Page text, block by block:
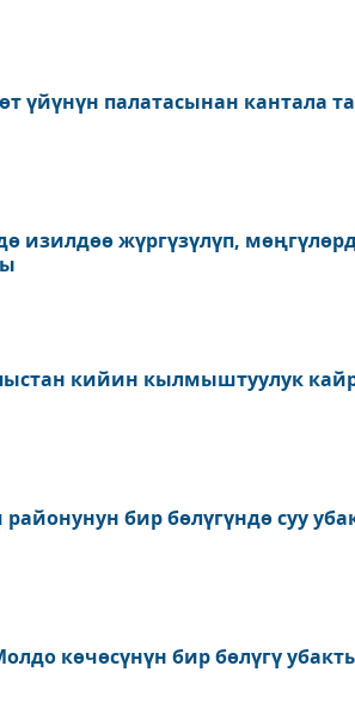
үйүнүн палатасынан кантала
изилдөө жүргүзүлүп,
кийин кылмыштуулук
бир бөлүгүндө суу
көчөсүнүн бир бөлүгү